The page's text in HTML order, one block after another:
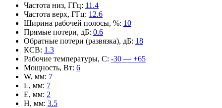
Частота низ, ГГц: 11.4
Частота верх, ГГц: 12.6
Ширина рабочей полосы, %: 10
Прямые потери, дБ: 0.6
Обратные потери (развязка), дБ: 18
КСВ: 1.3
Рабочие температуры, С: -30 — +65
Мощность, Вт: 6
W, мм: 7
L, мм: 7
E, мм: 2
H, мм: 3.5